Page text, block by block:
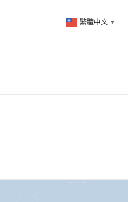
繁體中文 ▼